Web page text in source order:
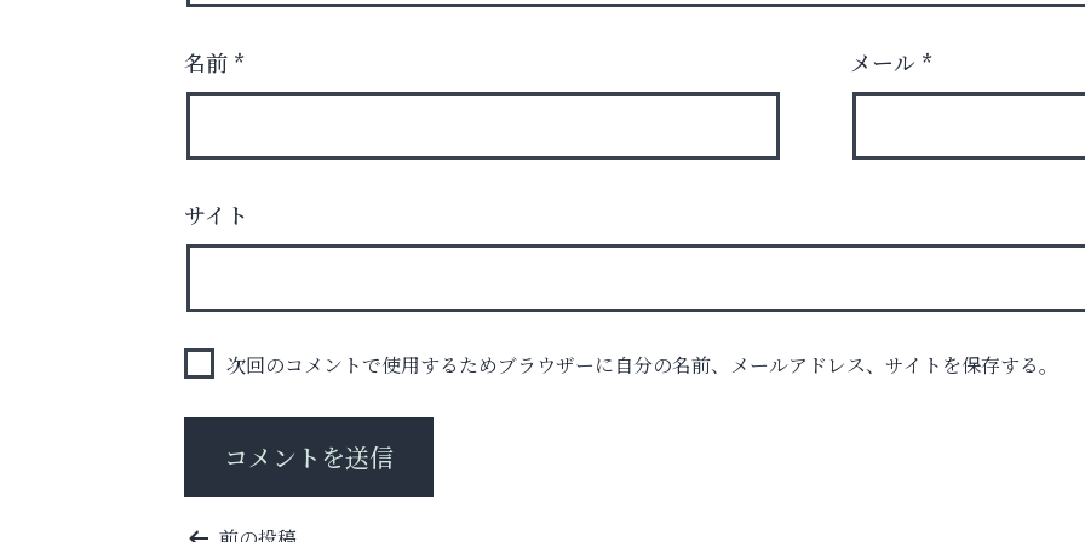
猫背･側弯、背骨の歪みを
芦屋インターナショナルスク
ール
名前 * メール *
サイト
次回のコメントで使用するためブラウザーに自分の名前、メールアドレス、サイトを保存する。